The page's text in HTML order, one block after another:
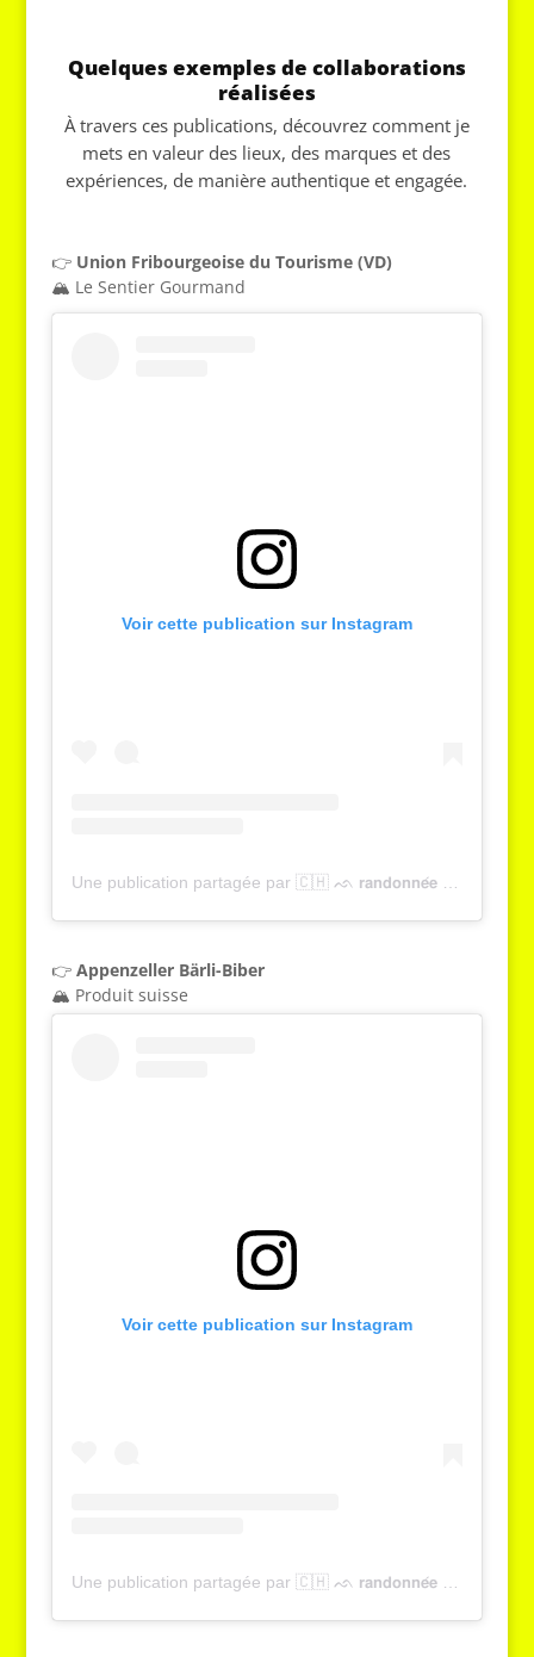
Quelques exemples de collaborations
réalisées
À travers ces publications, découvrez comment je
mets en valeur des lieux, des marques et des
expériences, de manière authentique et engagée.
👉 Union Fribourgeoise du Tourisme (VD)
🏔️ Le Sentier Gourmand
Voir cette publication sur Instagram
👉 Appenzeller Bärli-Biber
🏔️ Produit suisse
Voir cette publication sur Instagram
Une publication partagée par 🇨🇭 ᨒ 𝗿𝗮𝗻𝗱𝗼𝗻𝗻𝗲́𝗲 , 𝗻𝗮𝘁𝘂𝗿𝗲 & 𝘁𝗼𝘂𝗿𝗶𝘀𝗺𝗲 | 𝗬𝗮𝗻𝗻𝗶𝗰𝗸 𝗚𝗿𝗶𝗲𝘀𝘀𝗲𝗿 (@tcheucestbeau)